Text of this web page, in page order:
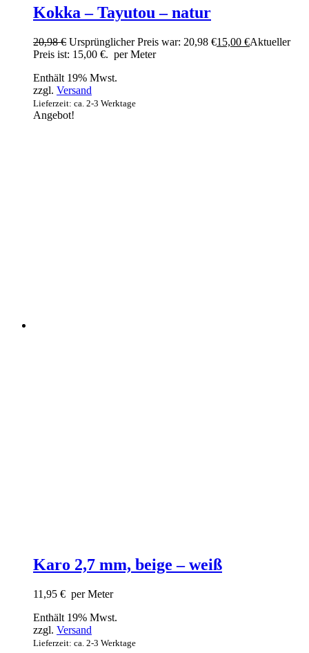
Kokka – Tayutou – natur
20,98€ Ursprünglicher Preis war: 20,98 €15,00 €Aktueller
Preis ist: 15,00 €. per Meter
Enthält 19% Mwst.
zzgl. Versand
Lieferzeit: ca. 2-3 Werktage
Angebot!
Karo 2,7 mm, beige – weiß
11,95 € per Meter
Enthält 19% Mwst.
zzgl. Versand
Lieferzeit: ca. 2-3 Werktage